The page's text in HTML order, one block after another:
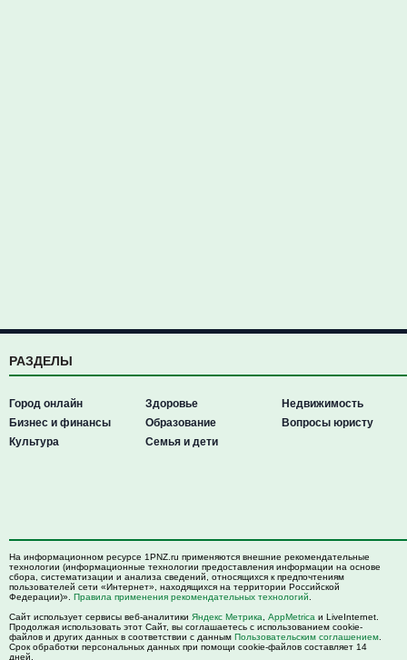
РАЗДЕЛЫ
Город онлайн
Бизнес и финансы
Культура
Здоровье
Образование
Семья и дети
Недвижимость
Вопросы юристу
На информационном ресурсе 1PNZ.ru применяются внешние рекомендательные
технологии (информационные технологии предоставления информации на основе
сбора, систематизации и анализа сведений, относящихся к предпочтениям
пользователей сети «Интернет», находящихся на территории Российской
Федерации)». Правила применения рекомендательных технологий
Сайт использует сервисы веб-аналитики Яндекс Метрика AppMetrica и LiveInternet.
Продолжая использовать этот Сайт, вы соглашаетесь с использованием cookie-
файлов и других данных в соответствии с данным Пользовательским соглашением
Срок обработки персональных данных при помощи cookie-файлов составляет 14
дней.